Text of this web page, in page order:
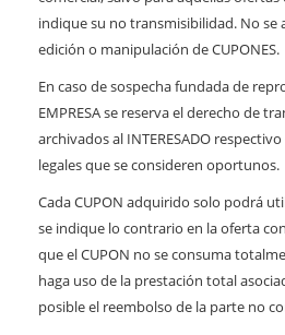
indique su no transmisibilidad. No se
edición o manipulación de CUPONES.
En caso de sospecha fundada de
EMPRESA se reserva el derecho de
archivados al INTERESADO
legales que se consideren oportunos.
Cada CUPON adquirido solo podrá
se indique lo contrario en la oferta
que el CUPON no se consuma
haga uso de la prestación total
posible el reembolso de la parte no